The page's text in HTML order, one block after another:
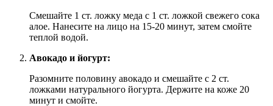
Смешайте 1 ст. ложку меда с 1 ст. ложкой свежего сока
алое. Нанесите на лицо на 15-20 минут, затем смойте
теплой водой.
Авокадо и йогурт:
Разомните половину авокадо и смешайте с 2 ст.
ложками натурального йогурта. Держите на коже 20
минут и смойте.